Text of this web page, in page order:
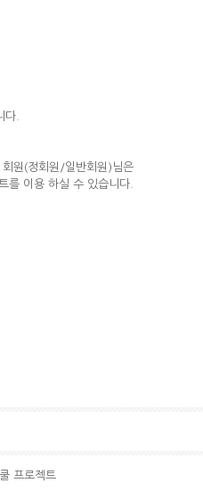
다.
원(정회원/일반회원)님은
를 이용 하실 수 있습니다.
프로젝트